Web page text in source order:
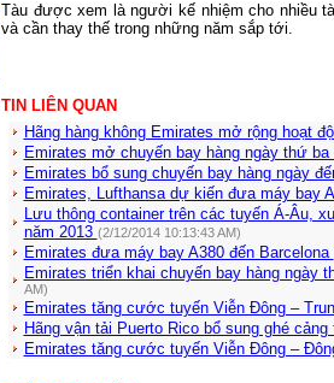
Tàu được xem là người kế nhiệm cho nhiều
và cần thay thế trong những năm sắp tới.
TIN LIÊN QUAN
Hãng hàng không Emirates mở rộng hoạt
Emirates mở chuyến bay hàng ngày thứ
Emirates bổ sung chuyến bay hàng ngày
Emirates, Lufthansa dự kiến đưa máy bay
Lưu thông container trên các tuyến Á-Âu,
năm 2013 (2/12/2014 10:13:43 AM)
Emirates đưa máy bay A380 đến Barcelona
Emirates triển khai chuyến bay hàng ngày
AM)
Emirates tăng cước tuyến Viễn Đông –
Hãng vận tải Puerto Rico bổ sung ghé
Emirates tăng cước tuyến Viễn Đông –